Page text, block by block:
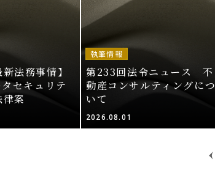
法務事情】
セキュリテ
案
執筆情報
第233回法令ニュース 不
動産コンサルティングにつ
いて
2026.08.01